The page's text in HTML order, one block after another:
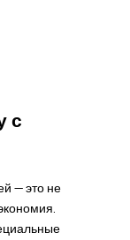
с
— это не